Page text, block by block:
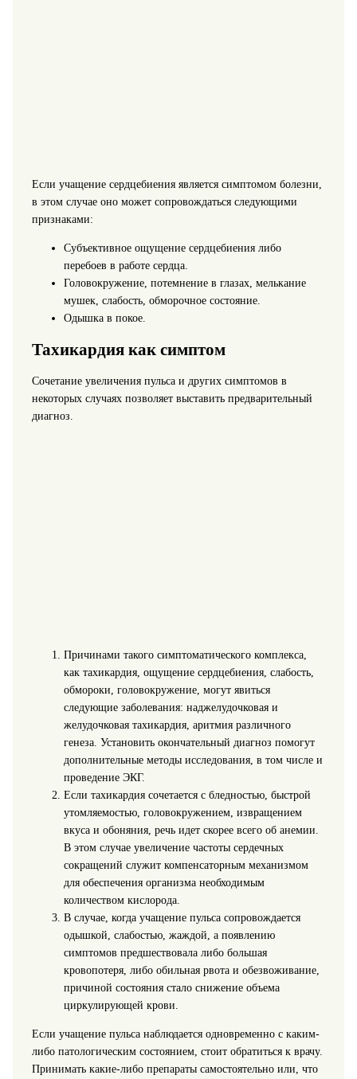
Если учащение сердцебиения является симптомом болезни,
в этом случае оно может сопровождаться следующими
признаками:
Субъективное ощущение сердцебиения либо
перебоев в работе сердца.
Головокружение, потемнение в глазах, мелькание
мушек, слабость, обморочное состояние.
Одышка в покое.
Тахикардия как симптом
Сочетание увеличения пульса и других симптомов в
некоторых случаях позволяет выставить предварительный
диагноз.
Причинами такого симптоматического комплекса,
как тахикардия, ощущение сердцебиения, слабость,
обмороки, головокружение, могут явиться
следующие заболевания: наджелудочковая и
желудочковая тахикардия, аритмия различного
генеза. Установить окончательный диагноз помогут
дополнительные методы исследования, в том числе и
проведение ЭКГ.
Если тахикардия сочетается с бледностью, быстрой
утомляемостью, головокружением, извращением
вкуса и обоняния, речь идет скорее всего об анемии.
В этом случае увеличение частоты сердечных
сокращений служит компенсаторным механизмом
для обеспечения организма необходимым
количеством кислорода.
В случае, когда учащение пульса сопровождается
одышкой, слабостью, жаждой, а появлению
симптомов предшествовала либо большая
кровопотеря, либо обильная рвота и обезвоживание,
причиной состояния стало снижение объема
циркулирующей крови.
Если учащение пульса наблюдается одновременно с каким-
либо патологическим состоянием, стоит обратиться к врачу.
Принимать какие-либо препараты самостоятельно или, что